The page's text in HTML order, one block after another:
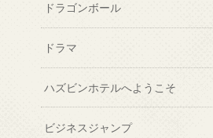
ドラゴンボール
ドラマ
ハズビンホテルへようこそ
ビジネスジャンプ